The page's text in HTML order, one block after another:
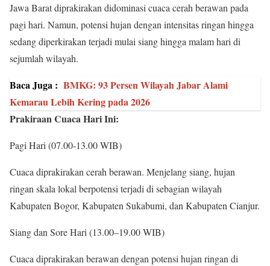
Jawa Barat diprakirakan didominasi cuaca cerah berawan pada
pagi hari. Namun, potensi hujan dengan intensitas ringan hingga
sedang diperkirakan terjadi mulai siang hingga malam hari di
sejumlah wilayah.
Baca Juga : BMKG: 93 Persen Wilayah Jabar Alami
Kemarau Lebih Kering pada 2026
Prakiraan Cuaca Hari Ini:
Pagi Hari (07.00-13.00 WIB)
Cuaca diprakirakan cerah berawan. Menjelang siang, hujan
ringan skala lokal berpotensi terjadi di sebagian wilayah
Kabupaten Bogor, Kabupaten Sukabumi, dan Kabupaten Cianjur.
Siang dan Sore Hari (13.00–19.00 WIB)
Cuaca diprakirakan berawan dengan potensi hujan ringan di